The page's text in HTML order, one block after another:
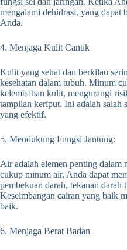
mengalami dehidrasi, yang dapat
Anda.
4. Menjaga Kulit Cantik
Kulit yang sehat dan berkilau
kesehatan dalam tubuh. Minum
kelembaban kulit, mengurangi
tampilan keriput. Ini adalah salah
yang efektif.
5. Mendukung Fungsi Jantung:
Air adalah elemen penting dalam
cukup minum air, Anda dapat
pembekuan darah, tekanan
Keseimbangan cairan yang baik
baik.
6. Menjaga Berat Badan